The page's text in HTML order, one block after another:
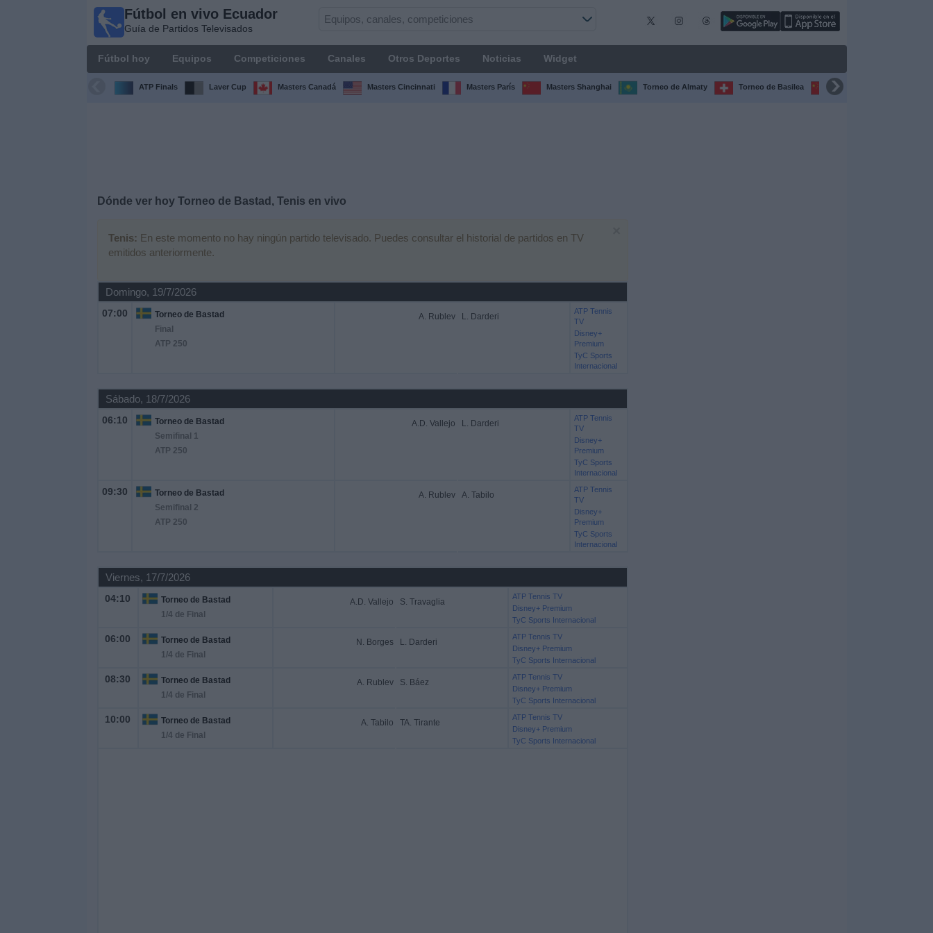
Fútbol en vivo Ecuador
Guía de Partidos Televisados
Fútbol hoy Equipos Competiciones Canales Otros Deportes Noticias Widget
ATP Finals Laver Cup Masters Canadá Masters Cincinnati Masters París Masters Shanghai Torneo de Almaty Torneo de Basilea Torneo de Chengdú
Dónde ver hoy Torneo de Bastad, Tenis en vivo
Tenis: En este momento no hay ningún partido televisado. Puedes consultar el historial de partidos en TV
emitidos anteriormente.
Domingo, 19/7/2026
07:00
Torneo de Bastad
Final
ATP 250
A. Rublev L. Darderi
ATP Tennis
TV
Disney+
Premium
TyC Sports
Internacional
Sábado, 18/7/2026
06:10
Torneo de Bastad
Semifinal 1
ATP 250
A.D. Vallejo L. Darderi
ATP Tennis
TV
Disney+
Premium
TyC Sports
Internacional
09:30
Torneo de Bastad
Semifinal 2
ATP 250
A. Rublev A. Tabilo
ATP Tennis
TV
Disney+
Premium
TyC Sports
Internacional
Viernes, 17/7/2026
04:10
Torneo de Bastad
1/4 de Final
A.D. Vallejo S. Travaglia
ATP Tennis TV
Disney+ Premium
TyC Sports Internacional
06:00
Torneo de Bastad
1/4 de Final
N. Borges L. Darderi
ATP Tennis TV
Disney+ Premium
TyC Sports Internacional
08:30
Torneo de Bastad
1/4 de Final
A. Rublev S. Báez
ATP Tennis TV
Disney+ Premium
TyC Sports Internacional
10:00
Torneo de Bastad
1/4 de Final
A. Tabilo TA. Tirante
ATP Tennis TV
Disney+ Premium
TyC Sports Internacional
Ecuador